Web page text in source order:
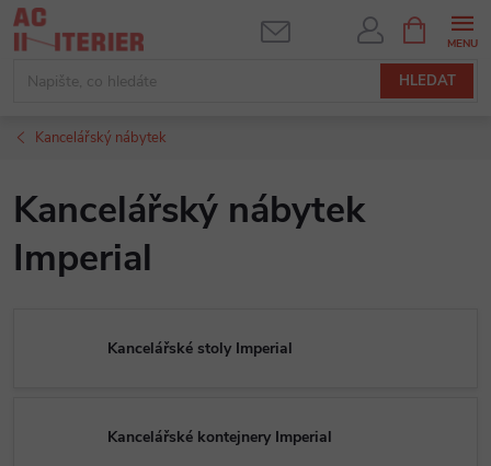
Přejít
na
HLEDAT
NÁKUPNÍ
KOŠÍK
Kancelářský nábytek
Kancelářský nábytek
Imperial
Kancelářské stoly Imperial
Kancelářské kontejnery Imperial